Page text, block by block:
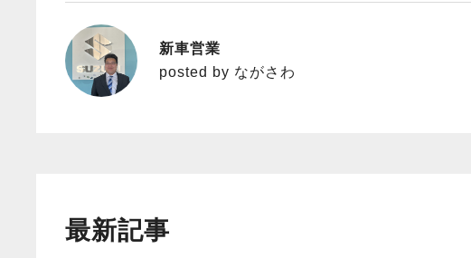
ながさわ
新車営業
posted by ながさわ
最新記事